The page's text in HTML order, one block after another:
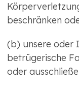
beschränken
(b) unsere oder
betrügerische
oder